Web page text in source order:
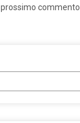
commento.